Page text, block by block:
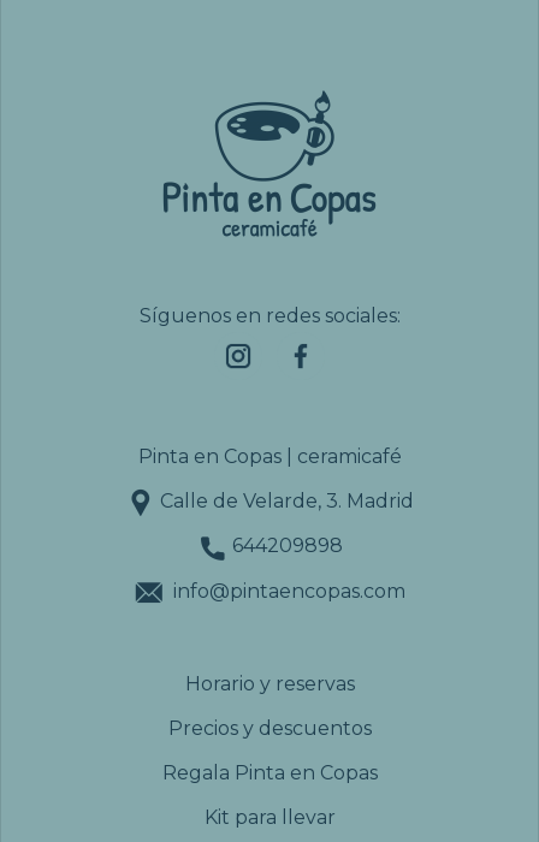
Síguenos en redes sociales:
Pinta en Copas | ceramicafé
Calle de Velarde, 3. Madrid
644209898
info@pintaencopas.com
Horario y reservas
Precios y descuentos
Regala Pinta en Copas
Kit para llevar